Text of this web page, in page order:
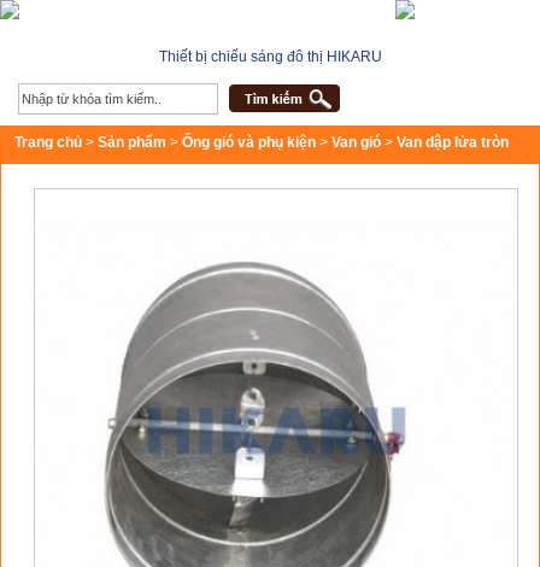
Thiết bị chiếu sáng đô thị HIKARU
Trang chủ > Sản phẩm > Ống gió và phụ kiện > Van gió > Van dập lửa tròn